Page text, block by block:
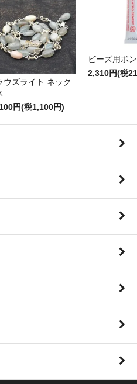
ウズライト ネック
円(税1,100円)
ビーズ用ボ
2,310円(税